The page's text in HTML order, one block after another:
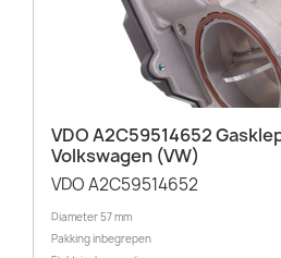
VDO A2C59514652
Volkswagen (VW)
VDO A2C59514652
Diameter 57 mm
Pakking inbegrepen